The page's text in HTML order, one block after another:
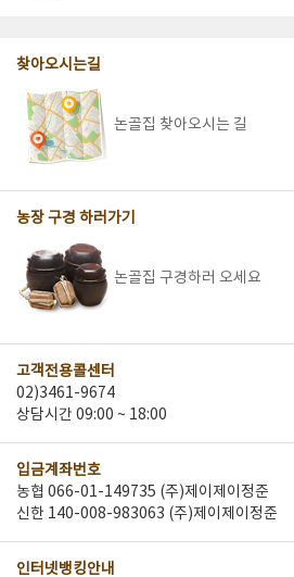
찾아오시는길
논골집 찾아오시는 길
농장 구경 하러가기
논골집 구경하러 오세요
고객전용콜센터
02)3461-9674
상담시간 09:00 ~ 18:00
입금계좌번호
농협 066-01-149735 (주)제이제이정준
신한 140-008-983063 (주)제이제이정준
인터넷뱅킹안내